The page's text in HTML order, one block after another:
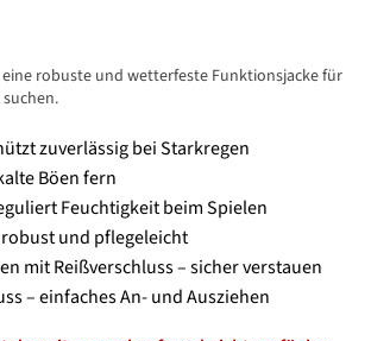
robuste und wetterfeste Funktionsjacke für
zuverlässig bei Starkregen
Böen fern
Feuchtigkeit beim Spielen
robust und pflegeleicht
mit Reißverschluss – sicher verstauen
– einfaches An- und Ausziehen